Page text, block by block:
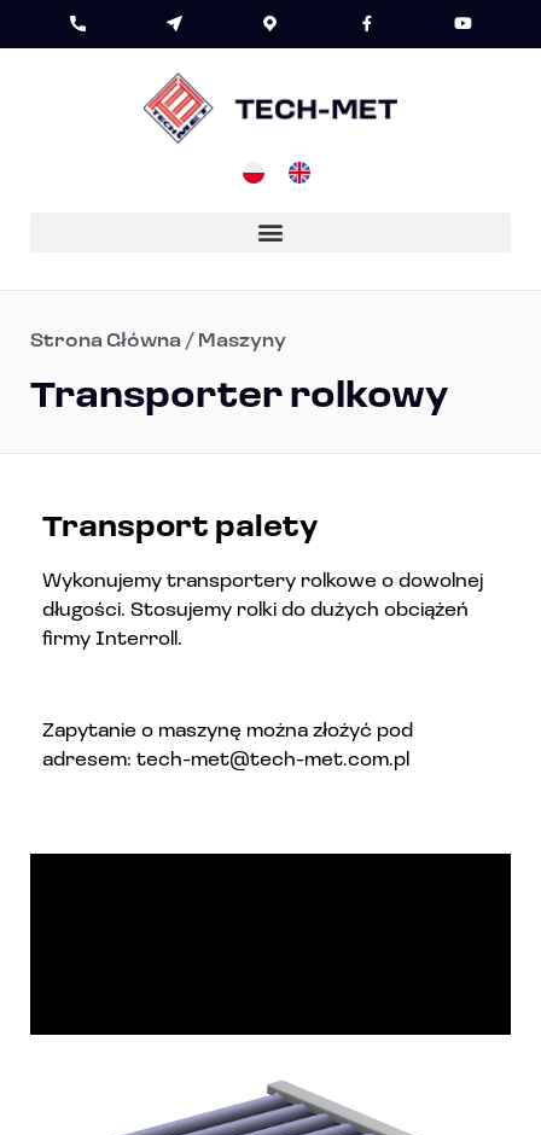
Strona Główna / Maszyny
Transporter rolkowy
Transport palety
Wykonujemy transportery rolkowe o dowolnej
długości. Stosujemy rolki do dużych obciążeń
firmy Interroll.
Zapytanie o maszynę można złożyć pod
adresem: tech-met@tech-met.com.pl